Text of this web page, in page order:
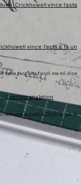
Crickhowell vince l’asta
vince l’asta e fa un
della raccolta fondi ma mi dice
Lost in translation
lamenta aspetti il 2043 (o giù di